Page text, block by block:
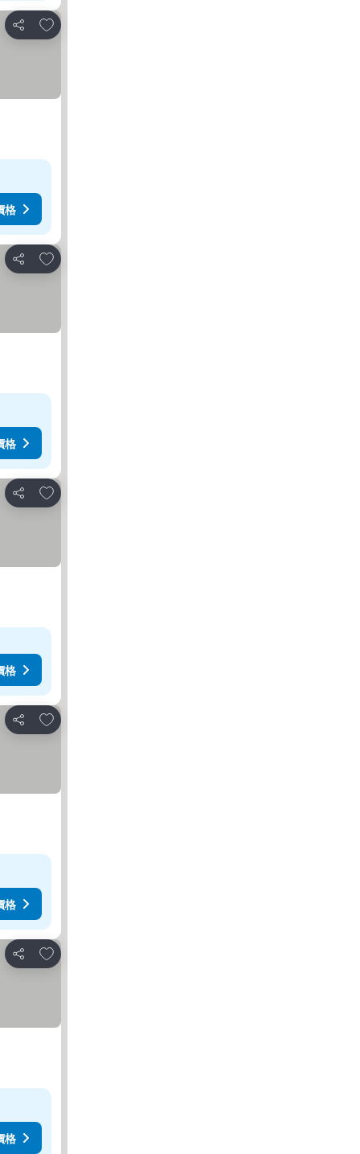
分享
加入我的最愛
格
分享
加入我的最愛
格
分享
加入我的最愛
格
分享
加入我的最愛
格
分享
加入我的最愛
格